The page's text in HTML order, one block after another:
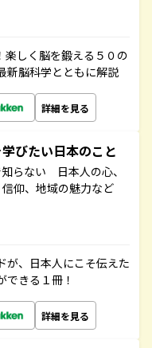
楽しく脳を鍛える５０の
新脳科学とともに解説
詳細を見る
びたい日本のこと
らない 日本人の心、
仰、地域の魅力など
が、日本人にこそ伝えた
きる１冊！
詳細を見る